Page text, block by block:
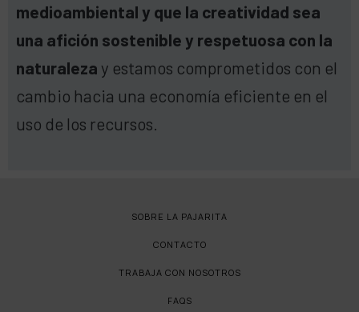
medioambiental y que la creatividad sea
una afición sostenible y respetuosa con la
naturaleza y estamos comprometidos con el
cambio hacia una economía eficiente en el
uso de los recursos.
SOBRE LA PAJARITA
CONTACTO
TRABAJA CON NOSOTROS
FAQS